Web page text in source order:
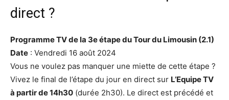
direct ?
Programme TV de la 3e étape du Tour du Limousin (2.1)
Date : Vendredi 16 août 2024
Vous ne voulez pas manquer une miette de cette étape ?
Vivez le final de l’étape du jour en direct sur L’Equipe TV
à partir de 14h30 (durée 2h30). Le direct est précédé et